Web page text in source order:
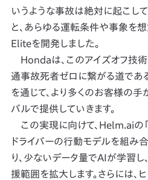
いうような事故は絶対に起こし
と、あらゆる運転条件や事象を
Eliteを開発しました。
Hondaは、このアイズオフ技
通事故死者ゼロに繋がる道であ
を通じて、より多くのお客様の
バルで提供していきます。
この実現に向けて、Helm.aiの
ドライバーの行動モデルを組み
り、少ないデータ量でAIが学習し
援範囲を拡大します。さらには、